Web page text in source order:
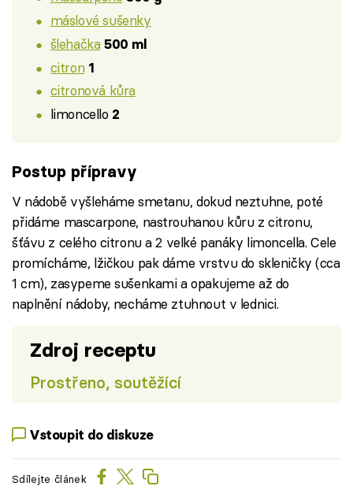
máslové sušenky
šlehačka 500 ml
citron 1
citronová kůra
limoncello 2
Postup přípravy
V nádobě vyšleháme smetanu, dokud neztuhne, poté
přidáme mascarpone, nastrouhanou kůru z citronu,
šťávu z celého citronu a 2 velké panáky limoncella. Cele
promícháme, lžičkou pak dáme vrstvu do skleničky (cca
1 cm), zasypeme sušenkami a opakujeme až do
naplnění nádoby, necháme ztuhnout v lednici.
Zdroj receptu
Prostřeno, soutěžící
Vstoupit do diskuze
Sdílejte článek